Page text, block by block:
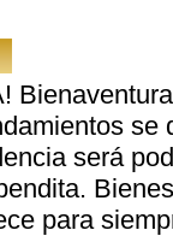
se
será
para